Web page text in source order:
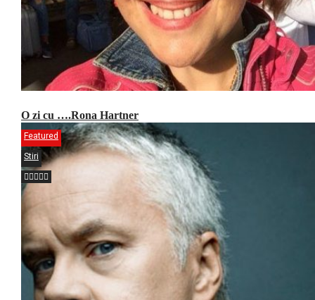
O zi cu ….Rona Hartner
Featured
Stiri